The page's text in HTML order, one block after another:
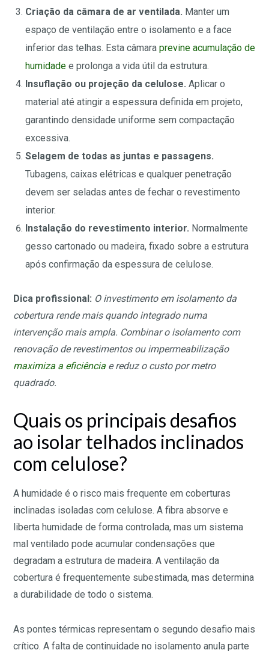
Criação da câmara de ar ventilada. Manter um
espaço de ventilação entre o isolamento e a face
inferior das telhas. Esta câmaraprevine acumulação de
humidade e prolonga a vida útil da estrutura.
Insuflação ou projeção da celulose. Aplicar o
material até atingir a espessura definida em projeto,
garantindo densidade uniforme sem compactação
excessiva.
Selagem de todas as juntas e passagens.
Tubagens, caixas elétricas e qualquer penetração
devem ser seladas antes de fechar o revestimento
interior.
Instalação do revestimento interior. Normalmente
gesso cartonado ou madeira, fixado sobre a estrutura
após confirmação da espessura de celulose.
Dica profissional: O investimento em isolamento da
cobertura rende mais quando integrado numa
intervenção mais ampla. Combinar o isolamento com
renovação de revestimentos ou impermeabilização
maximiza a eficiência e reduz o custo por metro
quadrado.
Quais os principais desafios
ao isolar telhados inclinados
com celulose?
A humidade é o risco mais frequente em coberturas
inclinadas isoladas com celulose. A fibra absorve e
liberta humidade de forma controlada, mas um sistema
mal ventilado pode acumular condensações que
degradam a estrutura de madeira. A ventilação da
cobertura é frequentemente subestimada, mas determina
a durabilidade de todo o sistema.
As pontes térmicas representam o segundo desafio mais
crítico. A falta de continuidade no isolamento anula parte